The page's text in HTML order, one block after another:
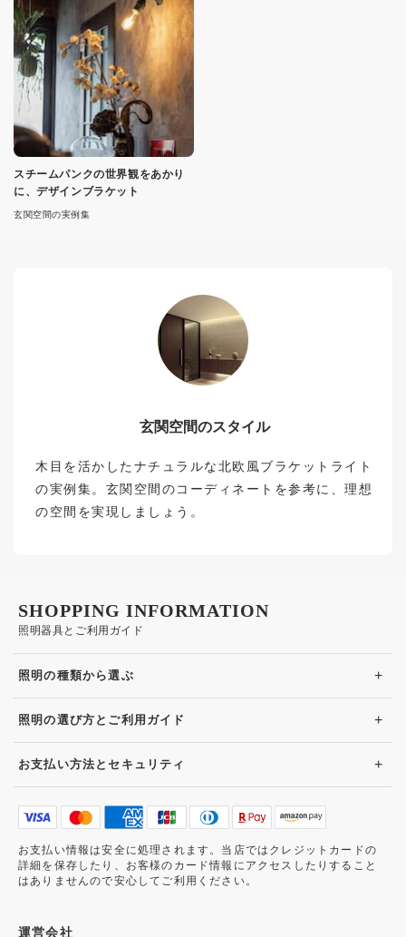
スチームパンクの世界観をあかり
に、デザインブラケット
玄関空間の実例集
玄関空間のスタイル
木目を活かしたナチュラルな北欧風ブラケットライト
の実例集。玄関空間のコーディネートを参考に、理想
の空間を実現しましょう。
照明器具とご利用ガイド
SHOPPING INFORMATION
照明の種類から選ぶ +
照明の選び方とご利用ガイド +
お支払い方法とセキュリティ +
お支払い情報は安全に処理されます。当店ではクレジットカードの
詳細を保存したり、お客様のカード情報にアクセスしたりすること
はありませんので安心してご利用ください。
運営会社